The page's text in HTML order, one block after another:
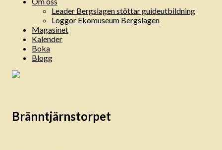
Leader Bergslagen stöttar guideutbildning
Loggor Ekomuseum Bergslagen
Magasinet
Kalender
Boka
Blogg
Bränntjärnstorpet